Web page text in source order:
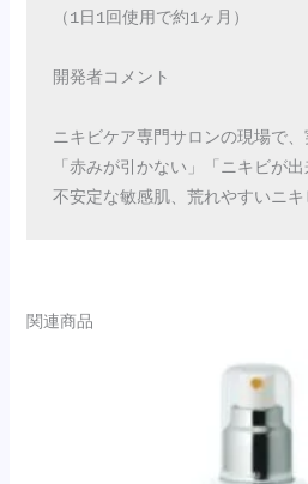
（1日1回使用で約1ヶ月）
開発者コメント
ニキビケア専門サロンの現場で
「赤みが引かない」「ニキビが
不安定な敏感肌、荒れやすいニ
関連商品